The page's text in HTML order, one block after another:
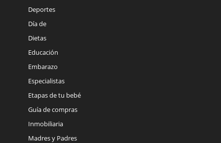
Deportes
Día de
Dietas
Educación
Embarazo
Especialistas
Etapas de tu bebé
Guía de compras
Inmobiliaria
Madres y Padres